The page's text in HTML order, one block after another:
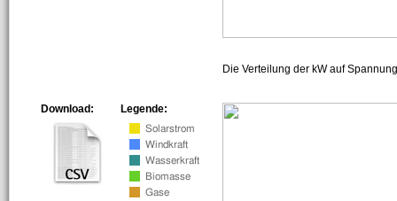
Die Verteilung der kW auf
Legende:
Download: